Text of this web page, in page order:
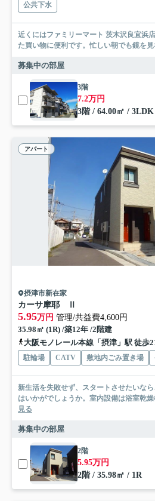
公共下水
近くにはファミリーマート 茨木沢良宜浜
た買い物に便利です。忙しい朝でも鏡を
募集中の部屋
3階
7.2万円
3階 / 64.00㎡ / 3LDK
アパート
摂津市新在家
カーサ摩耶 Ⅱ
5.95万円 管理/共益費4,600円
35.98㎡ (1R) /築12年 /2階建
大阪モノレール本線「摂津」駅 徒歩
駐輪場 CATV 敷地内ごみ置き場
新生活を失敗せず、スタートさせたいな
はいかがでしょうか。室内設備は浴室乾
見る
募集中の部屋
2階
5.95万円
2階 / 35.98㎡ / 1R